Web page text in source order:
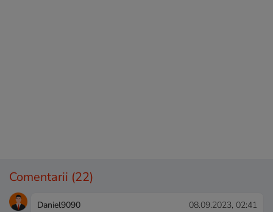
Comentarii (22)
Daniel9090 08.09.2023, 02:41